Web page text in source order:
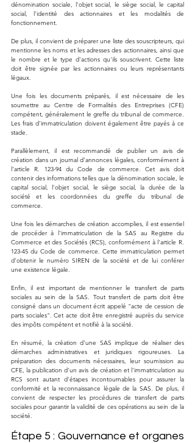
dénomination sociale, l'objet social, le siège social, le capital
social, l'identité des actionnaires et les modalités de
fonctionnement.
De plus, il convient de préparer une liste des souscripteurs, qui
mentionne les noms et les adresses des actionnaires, ainsi que
le nombre et le type d'actions qu'ils souscrivent. Cette liste
doit être signée par les actionnaires ou leurs représentants
légaux.
Une fois les documents préparés, il est nécessaire de les
soumettre au Centre de Formalités des Entreprises (CFE)
compétent, généralement le greffe du tribunal de commerce.
Les frais d'immatriculation doivent également être payés à ce
stade.
Parallèlement, il est recommandé de publier un avis de
création dans un journal d'annonces légales, conformément à
l'article R. 123-94 du Code de commerce. Cet avis doit
contenir des informations telles que la dénomination sociale, le
capital social, l'objet social, le siège social, la durée de la
société et les coordonnées du greffe du tribunal de
commerce.
Une fois les démarches de création accomplies, il est essentiel
de procéder à l'immatriculation de la SAS au Registre du
Commerce et des Sociétés (RCS), conformément à l'article R.
123-45 du Code de commerce. Cette immatriculation permet
d'obtenir le numéro SIREN de la société et de lui conférer
une existence légale.
Enfin, il est important de mentionner le transfert de parts
sociales au sein de la SAS. Tout transfert de parts doit être
consigné dans un document écrit appelé "acte de cession de
parts sociales". Cet acte doit être enregistré auprès du service
des impôts compétent et notifié à la société.
En résumé, la création d'une SAS implique de réaliser des
démarches administratives et juridiques rigoureuses. La
préparation des documents nécessaires, leur soumission au
CFE, la publication d'un avis de création et l'immatriculation au
RCS sont autant d'étapes incontournables pour assurer la
conformité et la reconnaissance légale de la SAS. De plus, il
convient de respecter les procédures de transfert de parts
sociales pour garantir la validité de ces opérations au sein de la
société.
Étape 5 : Gouvernance et organes